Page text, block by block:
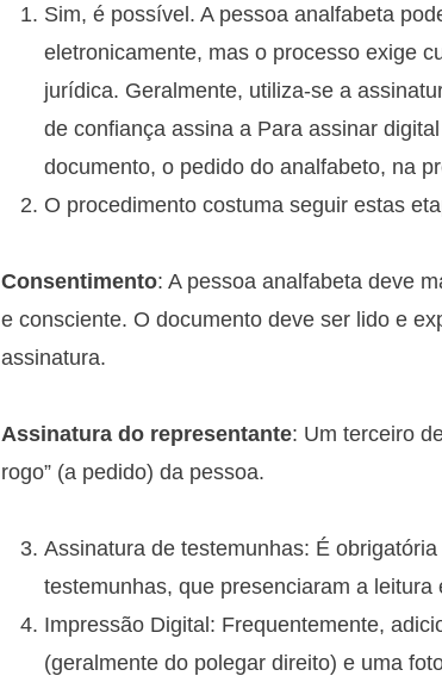
Sim, é possível. A pessoa analfabeta
eletronicamente, mas o processo exige
jurídica. Geralmente, utiliza-se a
de confiança assina a Para assinar
documento, o pedido do analfabeto, na
O procedimento costuma seguir estas
Consentimento: A pessoa analfabeta deve
e consciente. O documento deve ser lido e
assinatura.
Assinatura do representante: Um terceiro
rogo” (a pedido) da pessoa.
Assinatura de testemunhas: É
testemunhas, que presenciaram a
Impressão Digital: Frequentemente,
(geralmente do polegar direito) e uma